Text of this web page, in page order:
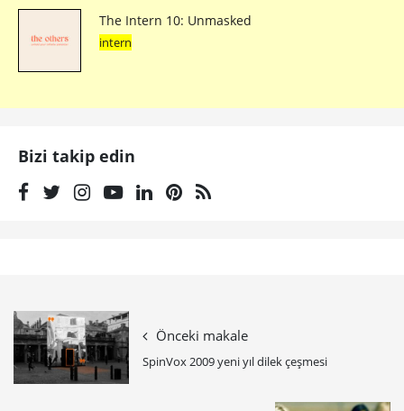
The Intern 10: Unmasked
intern
Bizi takip edin
Önceki makale
SpinVox 2009 yeni yıl dilek çeşmesi